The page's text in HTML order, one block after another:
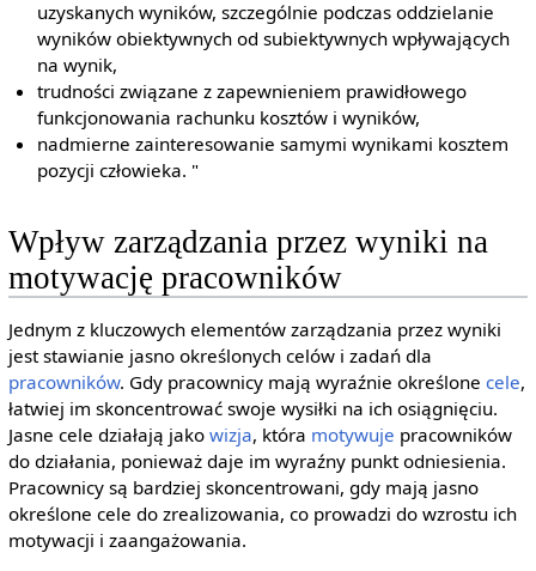
uzyskanych wyników, szczególnie podczas oddzielanie
wyników obiektywnych od subiektywnych wpływających
na wynik,
trudności związane z zapewnieniem prawidłowego
funkcjonowania rachunku kosztów i wyników,
nadmierne zainteresowanie samymi wynikami kosztem
pozycji człowieka. "
Wpływ zarządzania przez wyniki na
motywację pracowników
Jednym z kluczowych elementów zarządzania przez wyniki
jest stawianie jasno określonych celów i zadań dla
pracowników. Gdy pracownicy mają wyraźnie określone cele,
łatwiej im skoncentrować swoje wysiłki na ich osiągnięciu.
Jasne cele działają jako wizja, która motywuje pracowników
do działania, ponieważ daje im wyraźny punkt odniesienia.
Pracownicy są bardziej skoncentrowani, gdy mają jasno
określone cele do zrealizowania, co prowadzi do wzrostu ich
motywacji i zaangażowania.